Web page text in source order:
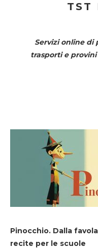
TST
Servizi online di
trasporti e
Pinocchio. Dalla
recite per le scuole